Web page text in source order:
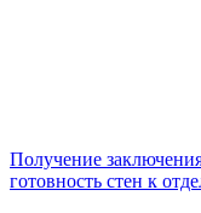
Получение
готовность стен к